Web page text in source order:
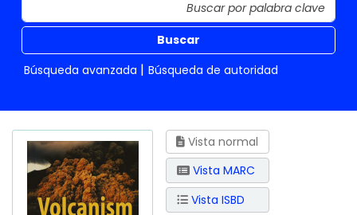
Buscar
Búsqueda avanzada
Búsqueda de autoridad
Vista normal
Vista MARC
Vista ISBD